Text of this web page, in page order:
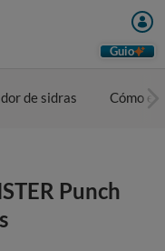
Guio
de sidras Cómo
Punch